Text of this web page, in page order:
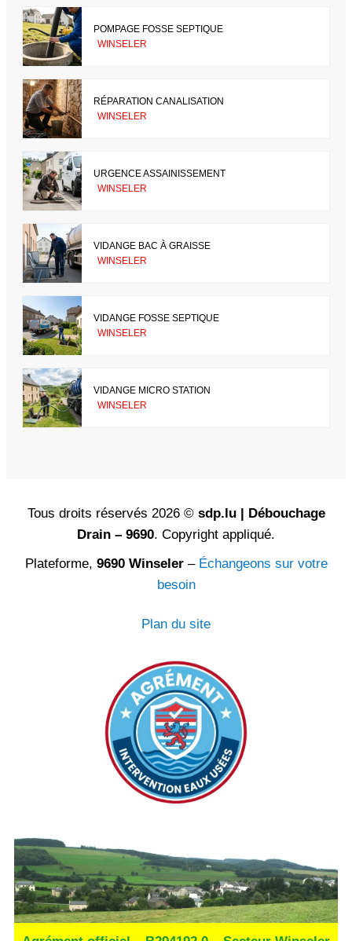
POMPAGE FOSSE SEPTIQUE
WINSELER
RÉPARATION CANALISATION
WINSELER
URGENCE ASSAINISSEMENT
WINSELER
VIDANGE BAC À GRAISSE
WINSELER
VIDANGE FOSSE SEPTIQUE
WINSELER
VIDANGE MICRO STATION
WINSELER
Tous droits réservés 2026 © sdp.lu | Débouchage
Drain – 9690. Copyright appliqué.
Plateforme, 9690 Winseler– Échangeons sur votre
besoin
Plan du site